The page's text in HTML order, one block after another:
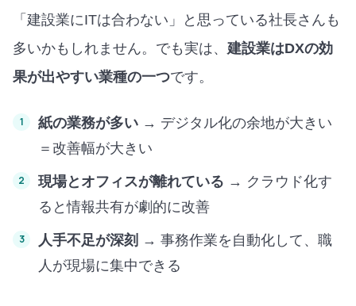
「建設業にITは合わない」と思っている社長さんも
多いかもしれません。でも実は、 建設業はDXの効
果が出やすい業種の一つです。
紙の業務が多い → デジタル化の余地が大きい
＝改善幅が大きい
現場とオフィスが離れている → クラウド化す
ると情報共有が劇的に改善
人手不足が深刻 → 事務作業を自動化して、職
人が現場に集中できる